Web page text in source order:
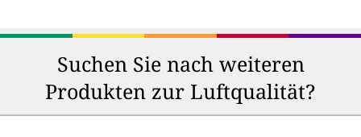
Suchen Sie nach weiteren
Produkten zur Luftqualität?